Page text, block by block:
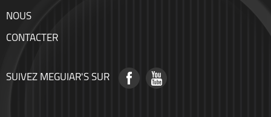
NOUS
CONTACTER
SUIVEZ MEGUIAR'S SUR